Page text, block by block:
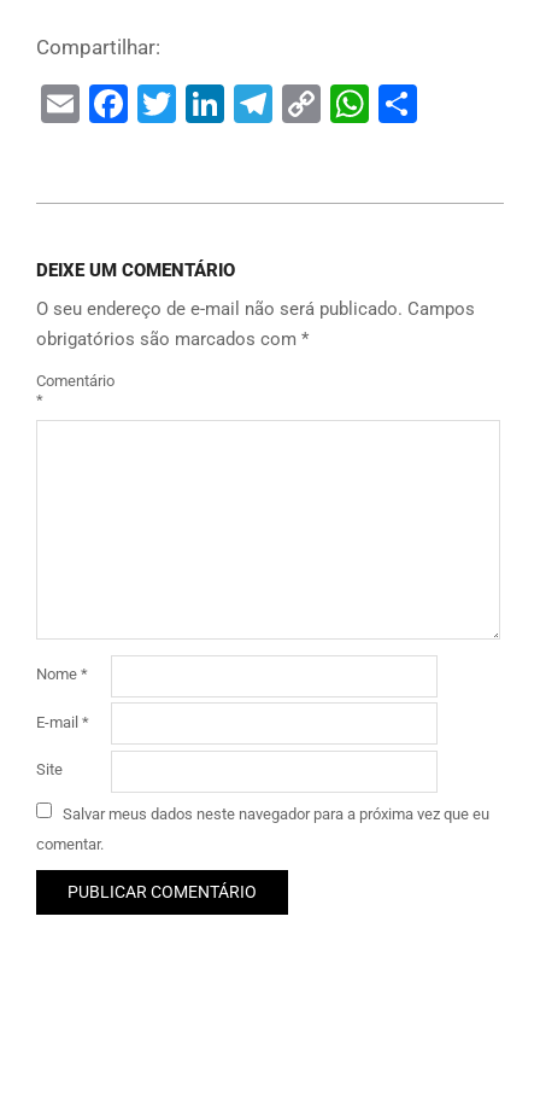
Compartilhar:
EmailFacebook
Twitter
LinkedIn
Telegram
Copy
DEIXE UM COMENTÁRIO
O seu endereço de e-mail não será publicado. Campos
obrigatórios são marcados com *
Comentário
*
Nome *
E-mail *
Site
Salvar meus dados neste navegador para a próxima vez que eu
comentar.